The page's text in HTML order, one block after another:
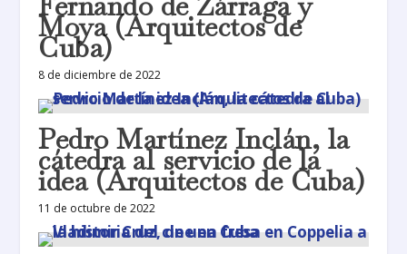
Moya (Arquitectos de
Cuba)
8 de diciembre de 2022
Pedro Martínez Inclán, la
cátedra al servicio de la
idea (Arquitectos de Cuba)
11 de octubre de 2022